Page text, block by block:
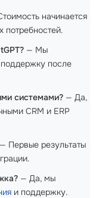
начинается
потребностей.
— Мы
после
системами? — Да,
CRM и ERP
— Первые результаты
— Да, мы
и поддержку.